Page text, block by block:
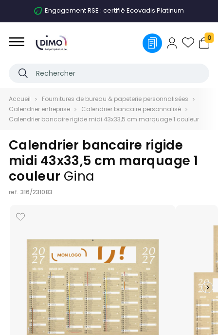
Engagement RSE : certifié Ecovadis Platinum
0
Accueil
Fournitures de bureau & papeterie personnalisées
Calendrier entreprise
Calendrier bancaire personnalisé
Calendrier bancaire rigide midi 43x33,5 cm marquage 1 couleur
Calendrier bancaire rigide
midi 43x33,5 cm marquage 1
couleur Gina
ref. 316/231083